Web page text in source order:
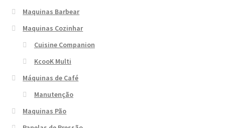
Maquinas Barbear
Maquinas Cozinhar
Cuisine Companion
KcooK Multi
Máquinas de Café
Manutenção
Maquinas Pão